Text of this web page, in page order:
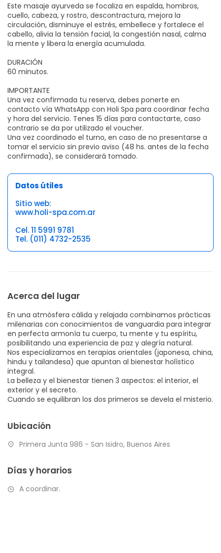
Este masaje ayurveda se focaliza en espalda, hombros,
cuello, cabeza, y rostro, descontractura, mejora la
circulación, disminuye el estrés, embellece y fortalece el
cabello, alivia la tensión facial, la congestión nasal, calma
la mente y libera la energía acumulada.
DURACIÓN
60 minutos.
IMPORTANTE
Una vez confirmada tu reserva, debes ponerte en
contacto vía WhatsApp con Holi Spa para coordinar fecha
y hora del servicio. Tenes 15 días para contactarte, caso
contrario se da por utilizado el voucher.
Una vez coordinado el turno, en caso de no presentarse a
tomar el servicio sin previo aviso (48 hs. antes de la fecha
confirmada), se considerará tomado.
Datos útiles
Sitio web:
www.holi-spa.com.ar
Cel. 11 5991 9781
Tel. (011) 4732-2535
Acerca del lugar
En una atmósfera cálida y relajada combinamos prácticas
milenarias con conocimientos de vanguardia para integrar
en perfecta armonía tu cuerpo, tu mente y tu espíritu,
posibilitando una experiencia de paz y alegría natural.
Nos especializamos en terapias orientales (japonesa, china,
hindu y tailandesa) que apuntan al bienestar holístico
integral.
La belleza y el bienestar tienen 3 aspectos: el interior, el
exterior y el secreto.
Cuando se equilibran los dos primeros se devela el misterio.
Ubicación
Primera Junta 986 - San Isidro, Buenos Aires
Días y horarios
A coordinar.